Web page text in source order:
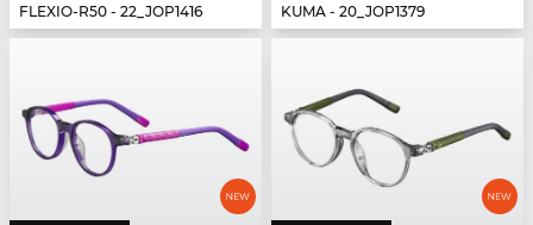
FLEXIO-R50 - 22_JOP1416
KUMA - 20_JOP1379